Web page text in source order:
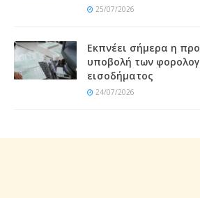
25/07/2026
Εκπνέει σήμερα η
υποβολή των
εισοδήματος
24/07/2026